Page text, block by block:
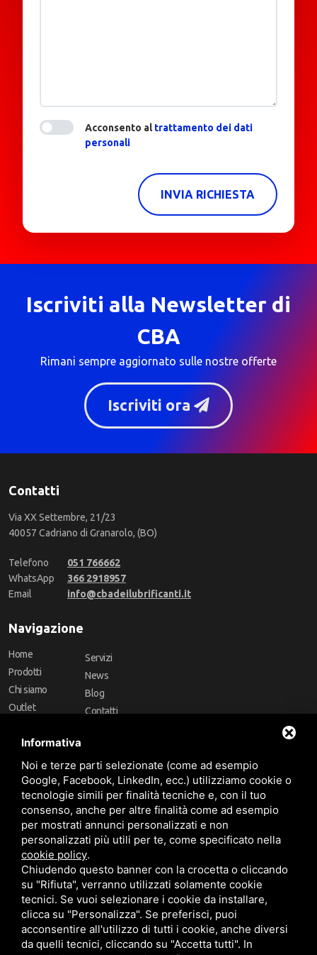
Acconsento altrattamento dei dati
personali
INVIA RICHIESTA
Iscriviti alla Newsletter di
CBA
Rimani sempre aggiornato sulle nostre offerte
Iscriviti ora
Contatti
Via XX Settembre, 21/23
40057 Cadriano di Granarolo, (BO)
Telefono
051 766662
WhatsApp
366 2918957
Email
info@cbadeilubrificanti.it
Navigazione
Home
Prodotti
Chi siamo
Outlet
Marchi
Servizi
News
Blog
Contatti
Follow Us
Area riservata
CBA dei Lubrificanti Spa - P. IVA 00624811204 - Codice fiscale 03472740376
Informativa
Noi e terze parti selezionate (come ad esempio
Google, Facebook, LinkedIn, ecc.) utilizziamo cookie o
tecnologie simili per finalità tecniche e, con il tuo
consenso, anche per altre finalità come ad esempio
per mostrati annunci personalizzati e non
personalizzati più utili per te, come specificato nella
cookie policy.
Chiudendo questo banner con la crocetta o cliccando
su "Rifiuta", verranno utilizzati solamente cookie
tecnici. Se vuoi selezionare i cookie da installare,
clicca su "Personalizza". Se preferisci, puoi
acconsentire all'utilizzo di tutti i cookie, anche diversi
da quelli tecnici, cliccando su "Accetta tutti". In